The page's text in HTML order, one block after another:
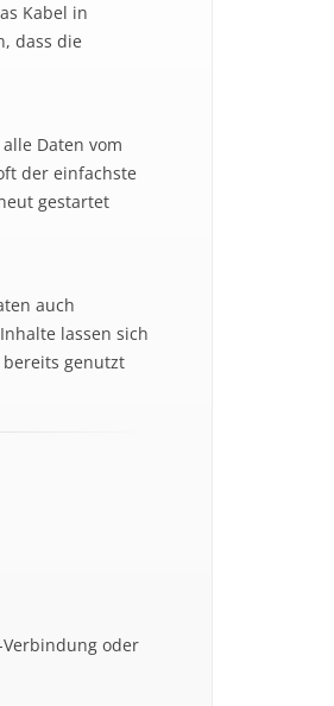
Kabel in
dass die
Daten vom
der einfachste
gestartet
auch
lassen sich
genutzt
oder